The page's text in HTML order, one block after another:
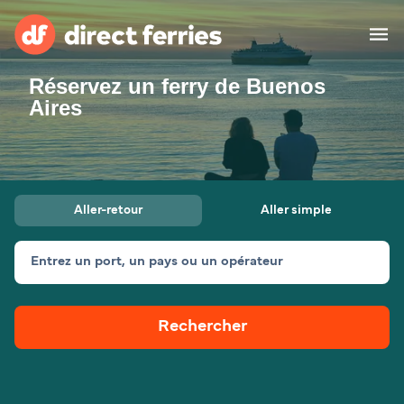
Compagnies de ferry
Pays
Billet de bateau
Traversées et ports
Canada (FR)
Mon Compte
Réservez un ferry de Buenos
Aires
Aller-retour Aller simple
Entrez un port, un pays ou un opérateur
Rechercher